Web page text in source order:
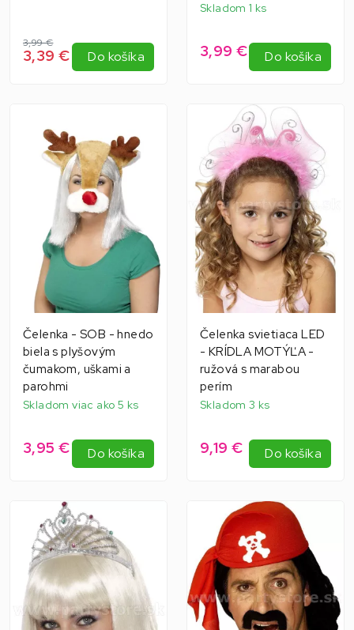
3,99 €
3,39 € Do košíka
Skladom 1 ks
3,99 € Do košíka
Čelenka - SOB - hnedo
biela s plyšovým
čumakom, uškami a
parohmi
Skladom viac ako 5 ks
3,95 € Do košíka
Čelenka svietiaca LED
- KRÍDLA MOTÝĽA -
ružová s marabou
perím
Skladom 3 ks
9,19 € Do košíka